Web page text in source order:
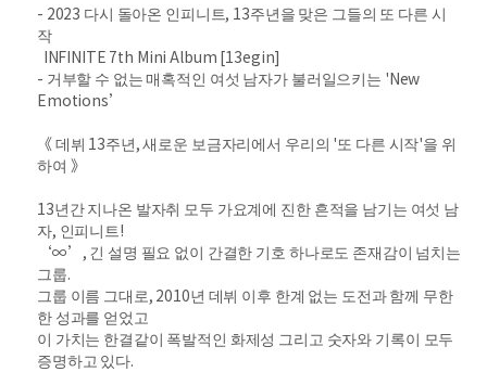
- 2023 다시 돌아온 인피니트, 13주년을 맞은 그들의 또 다른 시
작
INFINITE 7th Mini Album [13egin]
- 거부할 수 없는 매혹적인 여섯 남자가 불러일으키는 'New
Emotions’
《 데뷔 13주년, 새로운 보금자리에서 우리의 '또 다른 시작'을 위
하여 》
13년간 지나온 발자취 모두 가요계에 진한 흔적을 남기는 여섯 남
자, 인피니트!
‘∞’, 긴 설명 필요 없이 간결한 기호 하나로도 존재감이 넘치는
그룹.
그룹 이름 그대로, 2010년 데뷔 이후 한계 없는 도전과 함께 무한
한 성과를 얻었고
이 가치는 한결같이 폭발적인 화제성 그리고 숫자와 기록이 모두
증명하고 있다.